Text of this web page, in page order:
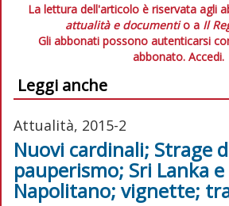
La lettura dell'articolo è riservata agli
attualità e documentio a Il
Gli abbonati possono autenticarsi
abbonato. Accedi.
Leggi anche
Attualità, 2015-2
Nuovi cardinali; Strage
pauperismo; Sri Lanka
Napolitano; vignette;